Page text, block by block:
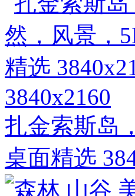
3840x2160
扎金索斯岛
桌面精选